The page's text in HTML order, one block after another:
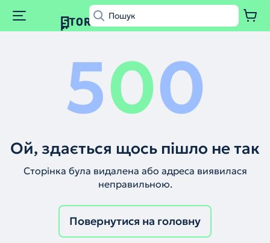
500
Ой, здається щось пішло не так
Сторінка була видалена або адреса виявилася
неправильною.
Повернутися на головну